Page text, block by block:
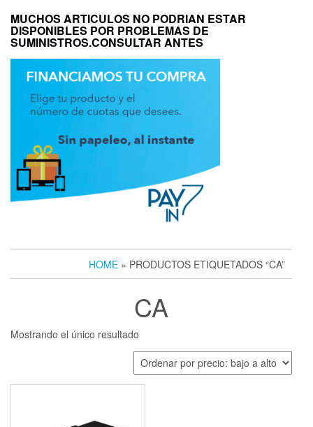
MUCHOS ARTICULOS NO PODRIAN ESTAR
DISPONIBLES POR PROBLEMAS DE
SUMINISTROS.CONSULTAR ANTES
HOME » PRODUCTOS ETIQUETADOS “CA”
CA
Mostrando el único resultado